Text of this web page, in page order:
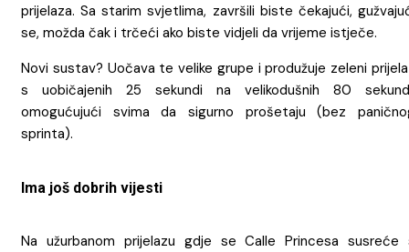
prijelaza. Sa starim svjetlima, završili biste čekajući,
se, možda čak i trčeći ako biste vidjeli da vrijeme istječe.
Novi sustav? Uočava te velike grupe i produžuje zeleni
s uobičajenih 25 sekundi na velikodušnih 80
omogućujući svima da sigurno prošetaju (bez
sprinta).
Ima još dobrih vijesti
Na užurbanom prijelazu gdje se Calle Princesa susreće